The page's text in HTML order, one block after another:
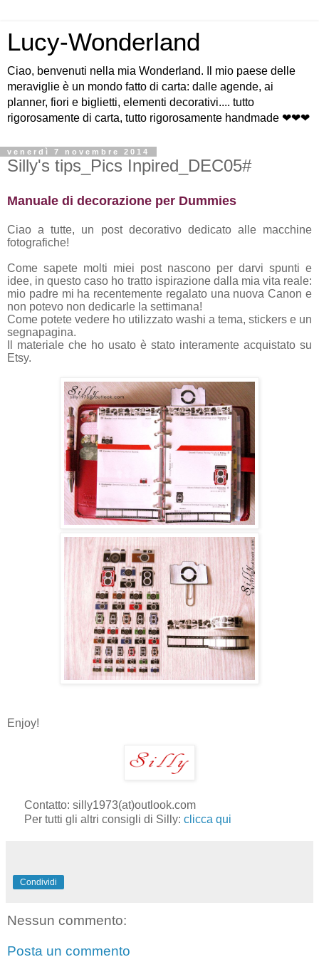
Lucy-Wonderland
Ciao, benvenuti nella mia Wonderland. Il mio paese delle
meraviglie è un mondo fatto di carta: dalle agende, ai
planner, fiori e biglietti, elementi decorativi.... tutto
rigorosamente di carta, tutto rigorosamente handmade ❤❤❤
venerdì 7 novembre 2014
Silly's tips_Pics Inpired_DEC05#
Manuale di decorazione per Dummies
Ciao a tutte, un post decorativo dedicato alle macchine
fotografiche!
Come sapete molti miei post nascono per darvi spunti e
idee, in questo caso ho tratto ispirazione dalla mia vita reale:
mio padre mi ha recentemente regalato una nuova Canon e
non potevo non dedicarle la settimana!
Come potete vedere ho utilizzato washi a tema, stickers e un
segnapagina.
Il materiale che ho usato è stato interamente acquistato su
Etsy.
Enjoy!
Contatto: silly1973(at)outlook.com
Per tutti gli altri consigli di Silly: clicca qui
Condividi
Nessun commento:
Posta un commento